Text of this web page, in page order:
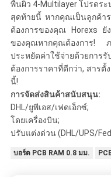
พื้นผิว 4-Multilayer โปรดระ
สุดท้ายนี้ หากคุณเป็นลูกค้า
ต้องการของคุณ Horexs ยั
ของคุณหากคุณต้องการ!
ประหยัดค่าใช้จ่ายด้วยการ
ต้องการราคาที่ดีกว่า, สาร
นี้!
การจัดส่งสินค้าสนับสนุน:
DHL/ยูพีเอส/เฟดเอ็กซ์;
โดยเครื่องบิน;
ปรับแต่งด่วน (DHL/UPS/
บอร์ด PCB RAM 0.8 มม.